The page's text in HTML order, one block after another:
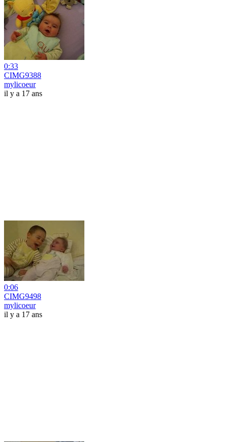
0:33
CIMG9388
mylicoeur
il y a 17 ans
0:06
CIMG9498
mylicoeur
il y a 17 ans